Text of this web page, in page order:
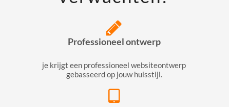
Professioneel ontwerp
je krijgt een professioneel websiteontwerp
gebasseerd op jouw huisstijl.